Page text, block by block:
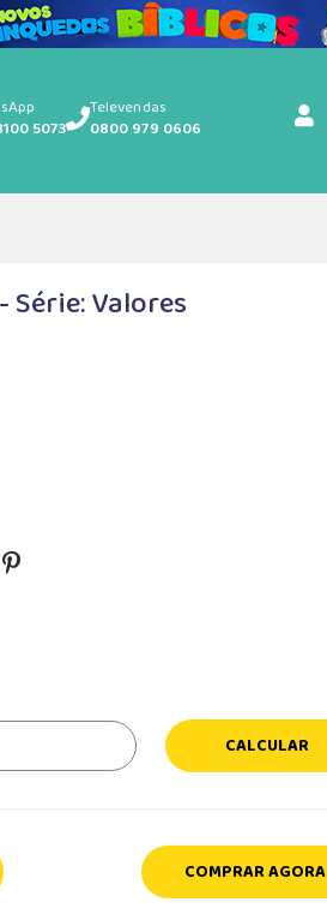
5073
Televendas
0800 979 0606
Série: Valores
CALCULAR
COMPRAR AGORA